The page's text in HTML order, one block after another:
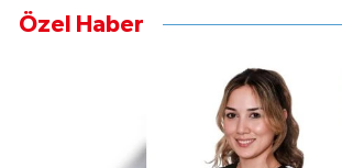
Özel Haber